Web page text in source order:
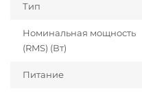
Тип
Номинальная мощность
(RMS) (Вт)
Питание